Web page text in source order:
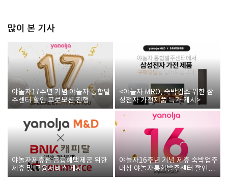
많이 본 기사
야놀자17주년 기념 야놀자 통합발
주센터 할인 프로모션 진행
<야놀자 MRO, 숙박업소 위한 삼
성전자 가전제품 특가 개시>
야놀자제휴점 금융혜택제공 위한
제휴 및 금융서비스 게시
야놀자16주년 기념 제휴 숙박업주
대상 야놀자통합발주센터 할인쿠
폰 증정